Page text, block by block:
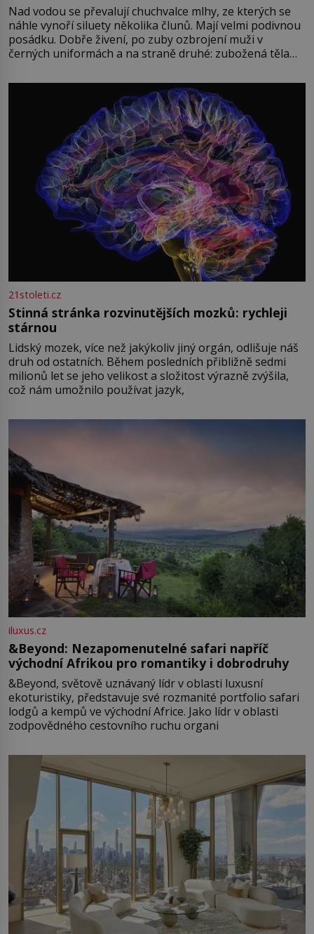
Nad vodou se převalují chuchvalce mlhy, ze kterých se
náhle vynoří siluety několika člunů. Mají velmi podivnou
posádku. Dobře živení, po zuby ozbrojení muži v
černých uniformách a na straně druhé: zubožená těla
přízračná scéna znamená? Je jaro roku 1945, druhá
světová válka se chýlí ke konci. Jezero Stolpsee
21stoleti.cz
Stinná stránka rozvinutějších mozků: rychleji
stárnou
Lidský mozek, více než jakýkoliv jiný orgán, odlišuje náš
druh od ostatních. Během posledních přibližně sedmi
milionů let se jeho velikost a složitost výrazně zvýšila,
což nám umožnilo používat jazyk,
iluxus.cz
&Beyond: Nezapomenutelné safari napříč
východní Afrikou pro romantiky i dobrodruhy
&Beyond, světově uznávaný lídr v oblasti luxusní
ekoturistiky, představuje své rozmanité portfolio safari
lodgů a kempů ve východní Africe. Jako lídr v oblasti
zodpovědného cestovního ruchu organi